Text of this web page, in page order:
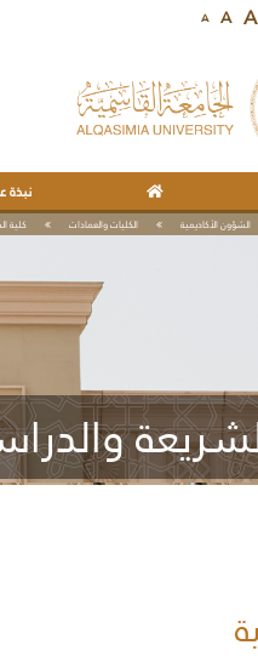
A A A
نبذة
الشؤون الأكاديمية الكليات والعمادات كلية